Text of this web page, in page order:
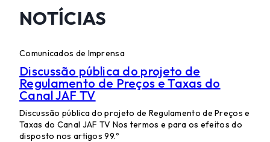
NOTÍCIAS
Comunicados de Imprensa
Discussão pública do projeto de
Regulamento de Preços e Taxas do
Canal JAF TV
Discussão pública do projeto de Regulamento de Preços e
Taxas do Canal JAF TV Nos termos e para os efeitos do
disposto nos artigos 99.º